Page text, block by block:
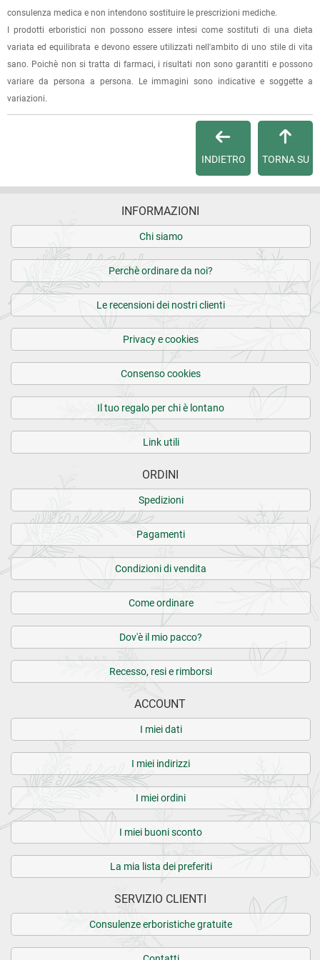
Dalla tuaArea Clientepotrai verificare lo stato di lavorazione
dell'ordine e lo stato della spedizione.
Per qualsiasi informazione, contattaci viae-mail.
Per maggiori dettagli, vedi le
consulenza medica e non intendono sostituire le prescrizioni mediche.
I prodotti erboristici non possono essere intesi come sostituti di una dieta
variata ed equilibrata e devono essere utilizzati nell'ambito di uno stile di vita
sano. Poichè non si tratta di farmaci, i risultati non sono garantiti e possono
variare da persona a persona. Le immagini sono indicative e soggette a
variazioni.
TORNA SU
INDIETRO
INFORMAZIONI
Chi siamo
Perchè ordinare da noi?
Le recensioni dei nostri clienti
Privacy e cookies
Consenso cookies
Il tuo regalo per chi è lontano
Link utili
ORDINI
Spedizioni
Pagamenti
Condizioni di vendita
Come ordinare
Dov'è il mio pacco?
Recesso, resi e rimborsi
ACCOUNT
I miei dati
I miei indirizzi
I miei ordini
I miei buoni sconto
La mia lista dei preferiti
SERVIZIO CLIENTI
Consulenze erboristiche gratuite